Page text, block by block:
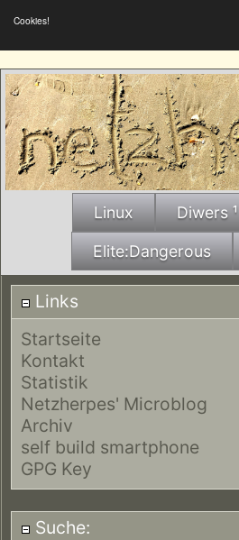
Cookies!
Linux Diwers ¹
Elite:Dangerous
Links
Startseite
Kontakt
Statistik
Netzherpes' Microblog
Archiv
self build smartphone
GPG Key
Suche: